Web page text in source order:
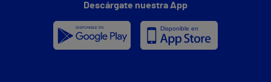
Descárgate nuestra App